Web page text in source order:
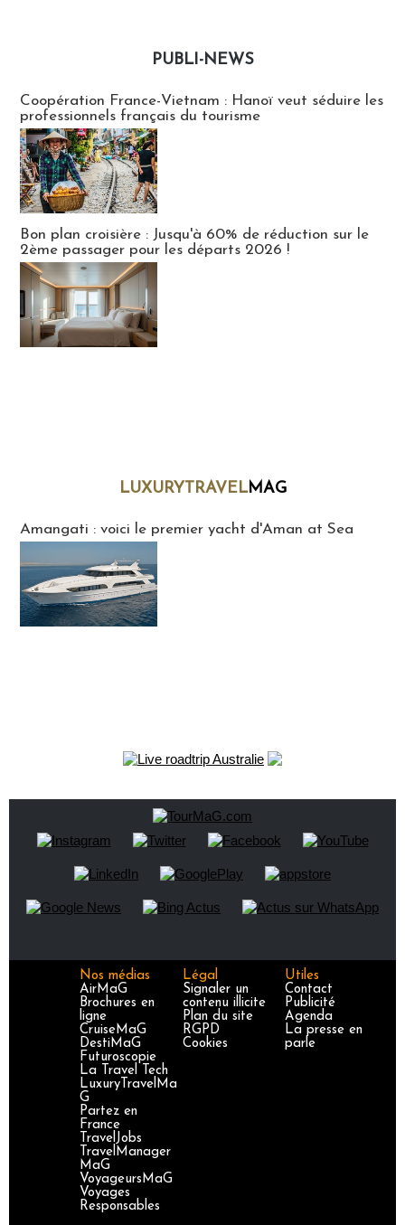
PUBLI-NEWS
Coopération France-Vietnam : Hanoï veut séduire les
professionnels français du tourisme
Bon plan croisière : Jusqu'à 60% de réduction sur le
2ème passager pour les départs 2026 !
LUXURYTRAVELMAG
Amangati : voici le premier yacht d'Aman at Sea
Nos médias
AirMaG
Brochures en
ligne
CruiseMaG
DestiMaG
Futuroscopie
La Travel Tech
LuxuryTravelMa
G
Partez en
France
TravelJobs
TravelManager
MaG
VoyageursMaG
Voyages
Responsables
Légal
Signaler un
contenu illicite
Plan du site
RGPD
Cookies
Utiles
Contact
Publicité
Agenda
La presse en
parle